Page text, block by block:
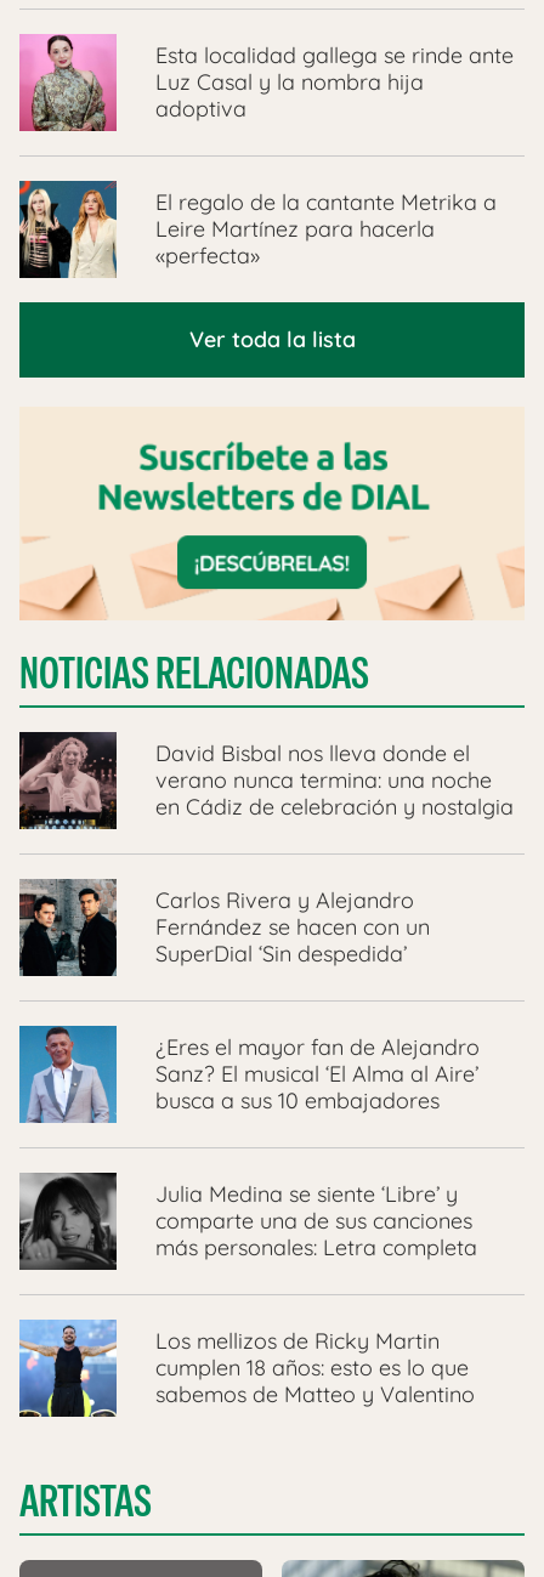
Esta localidad gallega se rinde ante
Luz Casal y la nombra hija
adoptiva
El regalo de la cantante Metrika a
Leire Martínez para hacerla
«perfecta»
Ver toda la lista
NOTICIAS RELACIONADAS
David Bisbal nos lleva donde el
verano nunca termina: una noche
en Cádiz de celebración y nostalgia
Carlos Rivera y Alejandro
Fernández se hacen con un
SuperDial ‘Sin despedida’
¿Eres el mayor fan de Alejandro
Sanz? El musical ‘El Alma al Aire’
busca a sus 10 embajadores
Julia Medina se siente ‘Libre’ y
comparte una de sus canciones
más personales: Letra completa
Los mellizos de Ricky Martin
cumplen 18 años: esto es lo que
sabemos de Matteo y Valentino
ARTISTAS